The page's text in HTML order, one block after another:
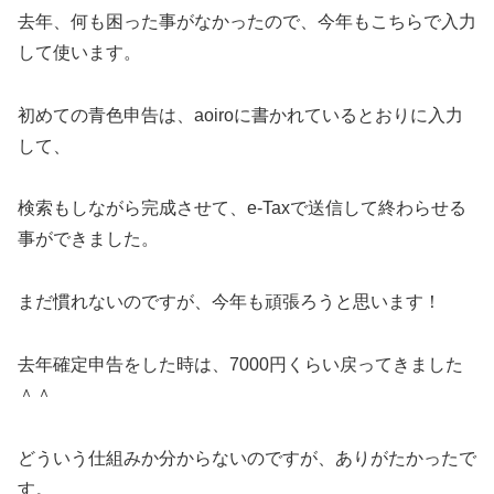
去年、何も困った事がなかったので、今年もこちらで入力
して使います。
初めての青色申告は、aoiroに書かれているとおりに入力
して、
検索もしながら完成させて、e-Taxで送信して終わらせる
事ができました。
まだ慣れないのですが、今年も頑張ろうと思います！
去年確定申告をした時は、7000円くらい戻ってきました
＾＾
どういう仕組みか分からないのですが、ありがたかったで
す。